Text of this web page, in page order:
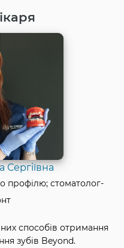
Сергіївна
профілю; стоматолог-
способів отримання
зубів Beyond.